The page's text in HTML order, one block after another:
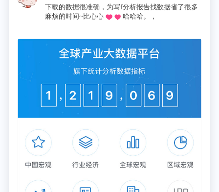
加工（蔗渣）
甘蔗渣的草谷比约为0.1，可收集系数为85%，照此计
算出2024年全国甘蔗渣可收集资源量约868万吨。
下载的数据很准确，为写f分析报告找数据省了很多
麻烦的时间~比心心
哈哈哈。，